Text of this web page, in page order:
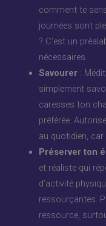
comment te
journées sont
? C’est un
nécessaires.
Savourer:
simplement
caresses ton
préférée.
au quotidien,
Préserver ton
et réaliste qui
d’activité
ressourçantes.
ressource,